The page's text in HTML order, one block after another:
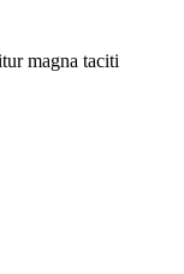
magna taciti